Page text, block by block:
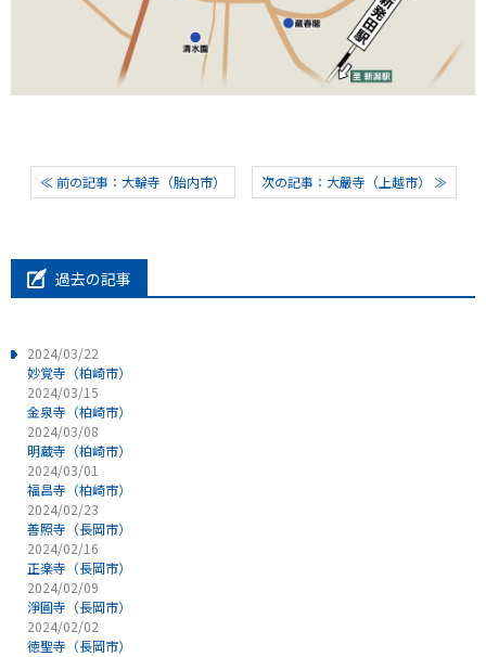
≪ 前の記事：大輪寺（胎内市） 次の記事：大嚴寺（上越市） ≫
過去の記事
2024/03/22
妙覚寺（柏崎市）
2024/03/15
金泉寺（柏崎市）
2024/03/08
明蔵寺（柏崎市）
2024/03/01
福昌寺（柏崎市）
2024/02/23
善照寺（長岡市）
2024/02/16
正楽寺（長岡市）
2024/02/09
淨圓寺（長岡市）
2024/02/02
徳聖寺（長岡市）